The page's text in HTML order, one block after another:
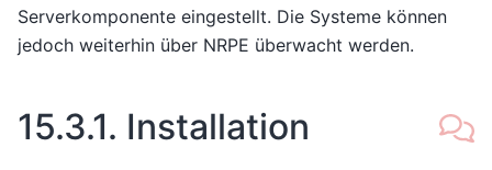
Serverkomponente eingestellt. Die Systeme können
jedoch weiterhin über NRPE überwacht werden.
15.3.1. Installation